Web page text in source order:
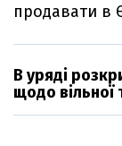
продавати в
В уряді
щодо вільної